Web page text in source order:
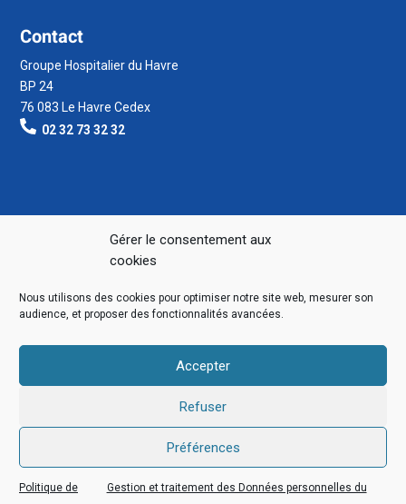
Gérer le consentement aux
cookies
Nous utilisons des cookies pour optimiser notre site web, mesurer son
audience, et proposer des fonctionnalités avancées.
Accepter
Refuser
Préférences
Politique de
Gestion et traitement des Données personnelles du
Contact
Groupe Hospitalier du Havre
BP 24
76 083 Le Havre Cedex
02 32 73 32 32